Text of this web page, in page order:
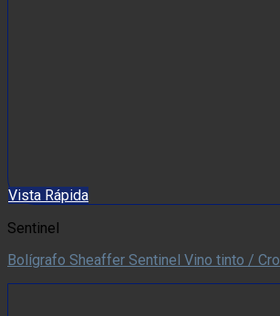
Vista Rápida
Sentinel
Bolígrafo Sheaffer Sentinel Vino tinto /